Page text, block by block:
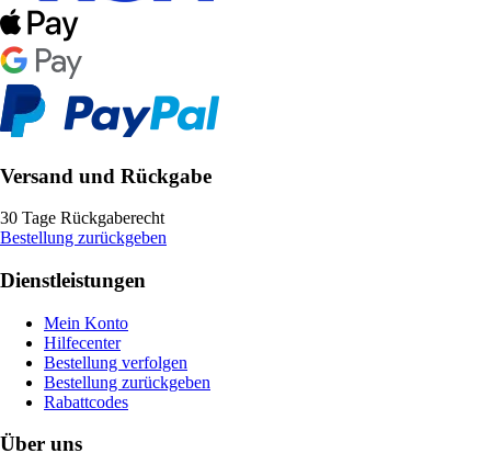
Versand und Rückgabe
30 Tage Rückgaberecht
Bestellung zurückgeben
Dienstleistungen
Mein Konto
Hilfecenter
Bestellung verfolgen
Bestellung zurückgeben
Rabattcodes
Über uns